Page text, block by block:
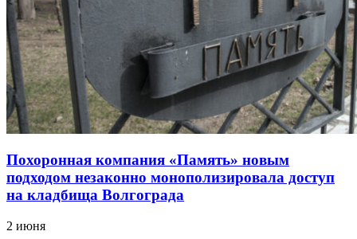
Похоронная компания «Память» новым
подходом незаконно монополизировала доступ
на кладбища Волгограда
2 июня